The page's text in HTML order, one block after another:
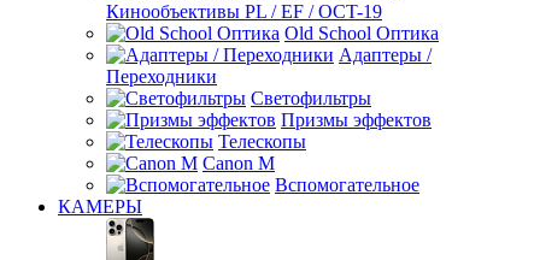
Кинообъективы PL / EF / OCT-19
Old School Оптика
Адаптеры /
Переходники
Светофильтры
Призмы эффектов
Телескопы
Canon M
Вспомогательное
КАМЕРЫ